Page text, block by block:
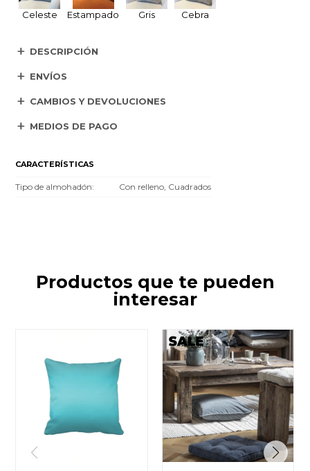
Celeste Estampado Gris Cebra
DESCRIPCIÓN
ENVÍOS
CAMBIOS Y DEVOLUCIONES
MEDIOS DE PAGO
CARACTERÍSTICAS
Tipo de almohadón Con relleno, Cuadrados
Productos que te pueden
interesar